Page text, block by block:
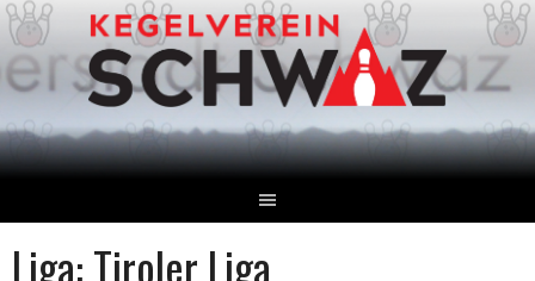
Springe
zum
Inhalt
Liga:Tiroler Liga